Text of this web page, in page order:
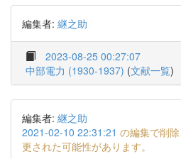
編集者: 継之助
2023-08-25 00:27:07
中部電力 (1930-1937) (文献一覧)
編集者: 継之助
2021-02-10 22:31:21 の編集で削
更された可能性があります。